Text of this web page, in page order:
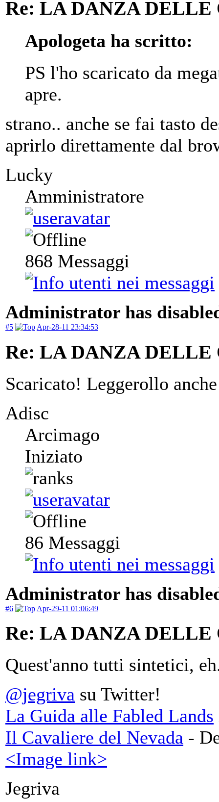
Re: LA DANZA DELLE
Apologeta ha scritto:
PS l'ho scaricato da
apre.
strano.. anche se fai tasto
aprirlo direttamente dal
Lucky
Amministratore
868 Messaggi
Administrator has
#5 Apr-28-11 23:34:53
Re: LA DANZA DELLE
Scaricato! Leggerollo
Adisc
Arcimago
Iniziato
86 Messaggi
Administrator has
#6 Apr-29-11 01:06:49
Re: LA DANZA DELLE
Quest'anno tutti sintetici,
@jegriva su Twitter!
La Guida alle Fabled Lands
Il Cavaliere del Nevada -
<Image link>
Jegriva